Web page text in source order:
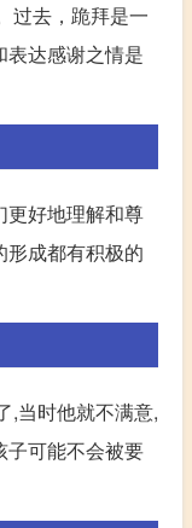
过去，跪拜是一
达感谢之情是
更好地理解和尊
成都有积极的
,当时他就不满意,
子可能不会被要